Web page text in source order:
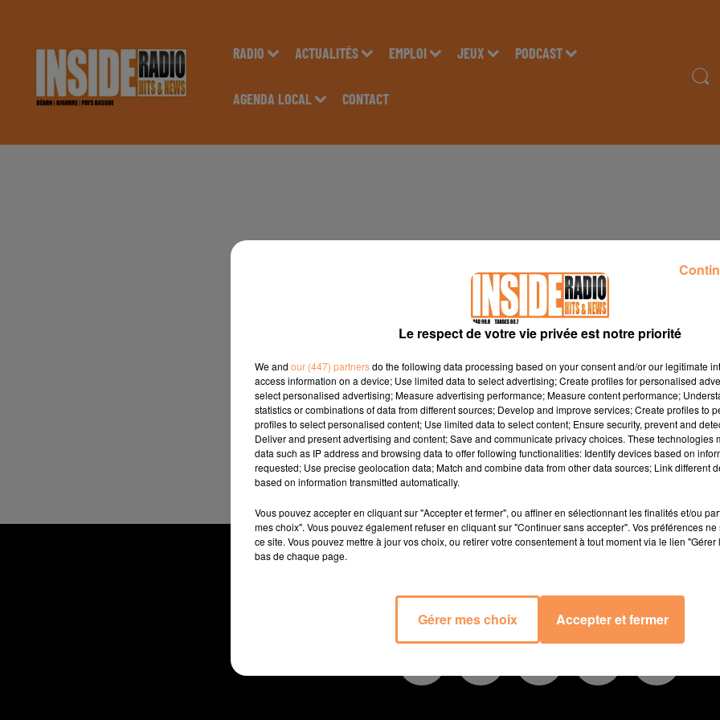
RADIO ACTUALITÉS EMPLOI JEUX PODCAST
AGENDA LOCAL CONTACT
EMPLOI JEUX PODCAST AGENDA
Le respect de votre vie privée est notre priorité
We and our (447) partnersdo the following data processing based on your consent and/or our legitimate
access information on a device; Use limited data to select advertising; Create profiles for personalised
select personalised advertising; Measure advertising performance; Measure content performance;
statistics or combinations of data from different sources; Develop and improve services; Create profiles to
profiles to select personalised content; Use limited data to select content; Ensure security, prevent and
Deliver and present advertising and content; Save and communicate privacy choices. These technologies
data such as IP address and browsing data to offer following functionalities: Identify devices based on
requested; Use precise geolocation data; Match and combine data from other data sources; Link different
based on information transmitted automatically.
Vous pouvez accepter en cliquant sur "Accepter et fermer", ou affiner en sélectionnant les finalités et/ou
mes choix". Vous pouvez également refuser en cliquant sur "Continuer sans accepter". Vos préférences
ce site. Vous pouvez mettre à jour vos choix, ou retirer votre consentement à tout moment via le lien
bas de chaque page.
Gérer mes choix Accepter et fermer